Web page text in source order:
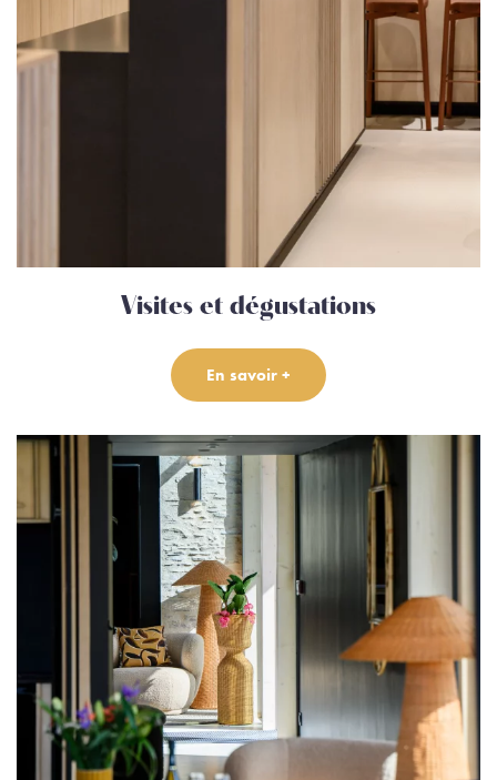
Visites et dégustations
En savoir +